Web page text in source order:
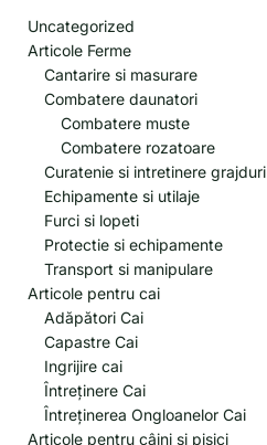
Uncategorized
Articole Ferme
Cantarire si masurare
Combatere daunatori
Combatere muste
Combatere rozatoare
Curatenie si intretinere grajduri
Echipamente si utilaje
Furci si lopeti
Protectie si echipamente
Transport si manipulare
Articole pentru cai
Adăpători Cai
Capastre Cai
Ingrijire cai
Întreținere Cai
Întreținerea Ongloanelor Cai
Articole pentru câini și pisici